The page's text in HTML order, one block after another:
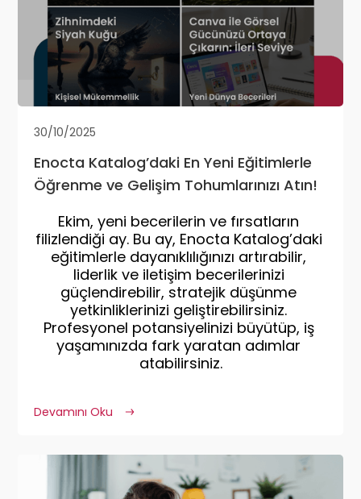
30/10/2025
Enocta Katalog’daki En Yeni Eğitimlerle
Öğrenme ve Gelişim Tohumlarınızı Atın!
Ekim, yeni becerilerin ve fırsatların
filizlendiği ay. Bu ay, Enocta Katalog’daki
eğitimlerle dayanıklılığınızı artırabilir,
liderlik ve iletişim becerilerinizi
güçlendirebilir, stratejik düşünme
yetkinliklerinizi geliştirebilirsiniz.
Profesyonel potansiyelinizi büyütüp, iş
yaşamınızda fark yaratan adımlar
atabilirsiniz.
Devamını Oku